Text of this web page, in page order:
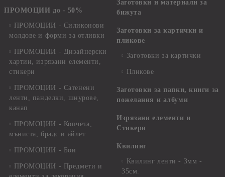
ПРОМОЦИИ до - 50%
ПРОМОЦИИ - Силиконови
молдове и форми за отливки
ПРОМОЦИИ - Дизайнерски
хартии, изрязани елементи,
стикери
ПРОМОЦИИ - Сатенени
ленти, панделки, шнурове,
канап
ПРОМОЦИИ - Копчета,
мъниста, брадс и айлет
ПРОМОЦИИ - Бои
ПРОМОЦИИ - Предмети и
Заготовки и материали за
бижута
Заготовки за картички и
пликове
Заготовки за картички
Пликове
Заготовки за папки, книги за
пожелания и албуми
Изрязани елементи и
Стикери
Квилинг
Квилинг ленти - 3мм -
35см.